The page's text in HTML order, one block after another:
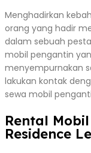
Menghadirkan
orang yang hadir
dalam sebuah
mobil pengantin
menyempurnakan
lakukan kontak
sewa mobil
Rental
Residence